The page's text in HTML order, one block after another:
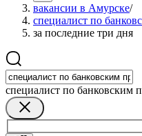
вакансии в Амурске/
специалист по
за последние три дня
специалист по банковским